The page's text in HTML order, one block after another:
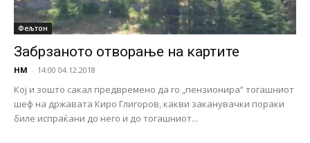
Фељтон
Забрзаното отворање на картите
НМ - 14:00 04.12.2018
Кој и зошто сакал предвремено да го „пензионира“ тогашниот
шеф на државата Киро Глигоров, какви заканувачки пораки
биле испраќани до него и до тогашниот...